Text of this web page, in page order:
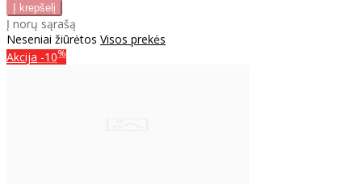
Į norų sąrašą
Neseniai žiūrėtos Visos prekės
Akcija -10%